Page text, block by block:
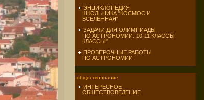
ЭНЦИКЛОПЕДИЯ
ШКОЛЬНИКА "КОСМОС И
ВСЕЛЕННАЯ"
ЗАДАЧИ ДЛЯ ОЛИМПИАДЫ
ПО АСТРОНОМИИ. 10-11 КЛАССЫ
КЛАССЫ"
ПРОВЕРОЧНЫЕ РАБОТЫ
ПО АСТРОНОМИИ
обществознание
ИНТЕРЕСНОЕ
ОБЩЕСТВОВЕДЕНИЕ